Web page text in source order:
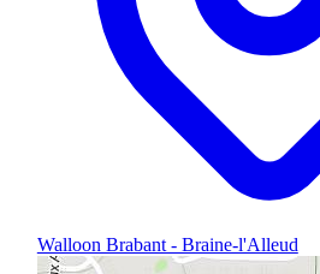
Walloon Brabant - Braine-l'Alleud